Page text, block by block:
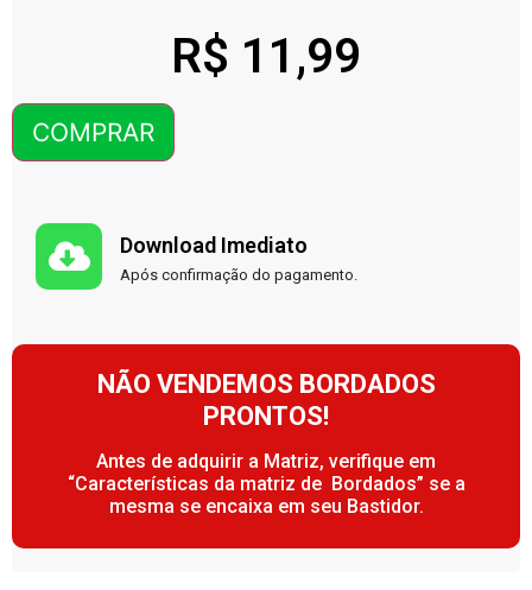
R$ 11,99
COMPRAR
Download Imediato
Após confirmação do pagamento.
NÃO VENDEMOS BORDADOS
PRONTOS!
Antes de adquirir a Matriz, verifique em
“Características da matriz de Bordados” se a
mesma se encaixa em seu Bastidor.